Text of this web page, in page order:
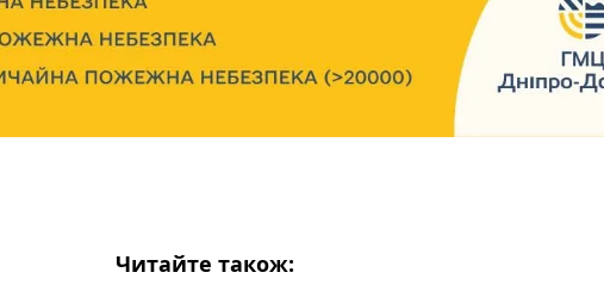
Читайте також: